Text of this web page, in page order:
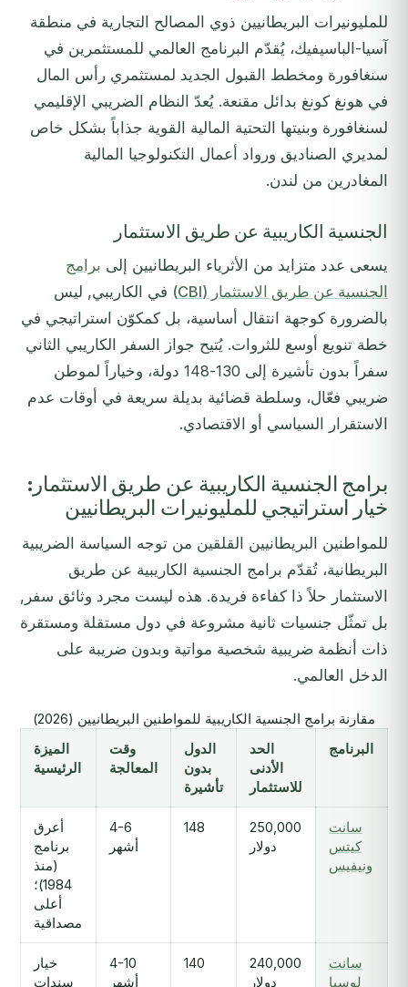
للمليونيرات البريطانيين ذوي المصالح التجارية في منطقة
آسيا-الباسيفيك، يُقدّم البرنامج العالمي للمستثمرين في
سنغافورة ومخطط القبول الجديد لمستثمري رأس المال
في هونغ كونغ بدائل مقنعة. يُعدّ النظام الضريبي الإقليمي
لسنغافورة وبنيتها التحتية المالية القوية جذاباً بشكل خاص
لمديري الصناديق ورواد أعمال التكنولوجيا المالية
المغادرين من لندن.
الجنسية الكاريبية عن طريق الاستثمار
يسعى عدد متزايد من الأثرياء البريطانيين إلى برامج
الجنسية عن طريق الاستثمار (CBI)
في الكاريبي, ليس
بالضرورة كوجهة انتقال أساسية، بل كمكوّن استراتيجي في
خطة تنويع أوسع للثروات. يُتيح جواز السفر الكاريبي الثاني
سفراً بدون تأشيرة إلى 130-148 دولة، وخياراً لموطن
ضريبي فعّال، وسلطة قضائية بديلة سريعة في أوقات عدم
الاستقرار السياسي أو الاقتصادي.
برامج الجنسية الكاريبية عن طريق الاستثمار:
خيار استراتيجي للمليونيرات البريطانيين
للمواطنين البريطانيين القلقين من توجه السياسة الضريبية
البريطانية، تُقدّم برامج الجنسية الكاريبية عن طريق
الاستثمار حلاً ذا كفاءة فريدة. هذه ليست مجرد وثائق سفر,
بل تمثّل جنسيات ثانية مشروعة في دول مستقلة ومستقرة
ذات أنظمة ضريبية شخصية مواتية وبدون ضريبة على
الدخل العالمي.
مقارنة برامج الجنسية الكاريبية للمواطنين البريطانيين (2026)
البرنامج
الحد
الأدنى
للاستثمار
الدول
بدون
تأشيرة
وقت
المعالجة
الميزة
الرئيسية
سانت
كيتس
ونيفيس
250,000
دولار
148
4-6
أشهر
أعرق
برنامج
(منذ
1984)؛
أعلى
مصداقية
سانت
لوسيا
240,000
دولار
140
4-10
أشهر
خيار
سندات